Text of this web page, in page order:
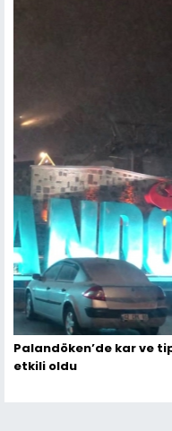
Palandöken’de kar ve
etkili oldu